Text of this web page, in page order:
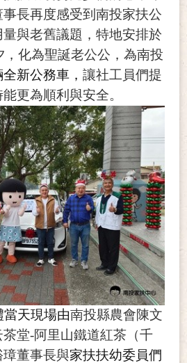
長再度感受到南投家扶公
與老舊議題，特地安排於
，化為聖誕老公公，為南投
全新公務車，讓社工員們提
更為順利與安全。
天現場由南投縣農會陳文
茶堂-阿里山鐵道紅茶（千
董事長與家扶扶幼委員們